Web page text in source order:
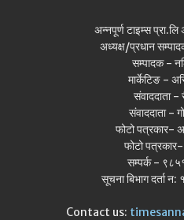
अन्नपूर्ण टाइम्स
अध्यक्ष/प्रधान
सम्पादक -
मार्केटिङ -
संवाददाता -
संवाददाता -
फोटो पत्रकार-
फोटो
सम्पर्क -
सूचना बिभाग दर्ता
Contact us: